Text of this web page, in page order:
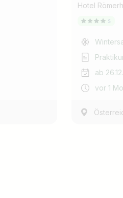
Hotel
ab
vor 1